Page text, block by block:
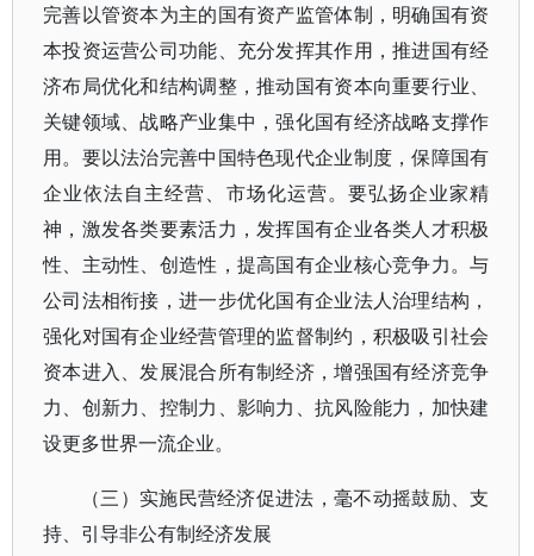
完善以管资本为主的国有资产监管体制，明确国有资
本投资运营公司功能、充分发挥其作用，推进国有经
济布局优化和结构调整，推动国有资本向重要行业、
关键领域、战略产业集中，强化国有经济战略支撑作
用。要以法治完善中国特色现代企业制度，保障国有
企业依法自主经营、市场化运营。要弘扬企业家精
神，激发各类要素活力，发挥国有企业各类人才积极
性、主动性、创造性，提高国有企业核心竞争力。与
公司法相衔接，进一步优化国有企业法人治理结构，
强化对国有企业经营管理的监督制约，积极吸引社会
资本进入、发展混合所有制经济，增强国有经济竞争
力、创新力、控制力、影响力、抗风险能力，加快建
设更多世界一流企业。
（三）实施民营经济促进法，毫不动摇鼓励、支
持、引导非公有制经济发展